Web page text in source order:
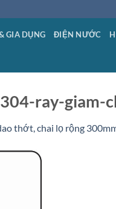
GIA DỤNG ĐIỆN NƯỚC
ray-giam-
thớt, chai lọ rộng